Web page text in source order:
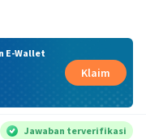
E-Wallet
Klaim
Jawaban terverifikasi